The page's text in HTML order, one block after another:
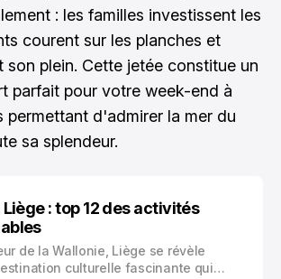
: les familles investissent les
courent sur les planches et
son plein. Cette jetée constitue un
parfait pour votre week-end à
permettant d'admirer la mer du
sa splendeur.
: top 12 des activités
de la Wallonie, Liège se révèle
culturelle fascinante qui